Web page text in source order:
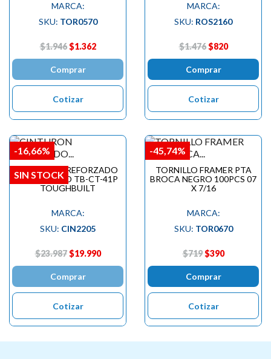
MARCA:
SKU: TOR0570
$1.946 $1.362
Comprar
Cotizar
MARCA:
SKU: ROS2160
$1.476 $820
Comprar
Cotizar
CINTURON REFORZADO
ACOLCHADO TB-CT-41P
TOUGHBUILT
MARCA:
SKU: CIN2205
$23.987 $19.990
Comprar
Cotizar
-16,66%
SIN STOCK
TORNILLO FRAMER PTA
BROCA NEGRO 100PCS 07
X 7/16
MARCA:
SKU: TOR0670
$719 $390
Comprar
Cotizar
-45,74%